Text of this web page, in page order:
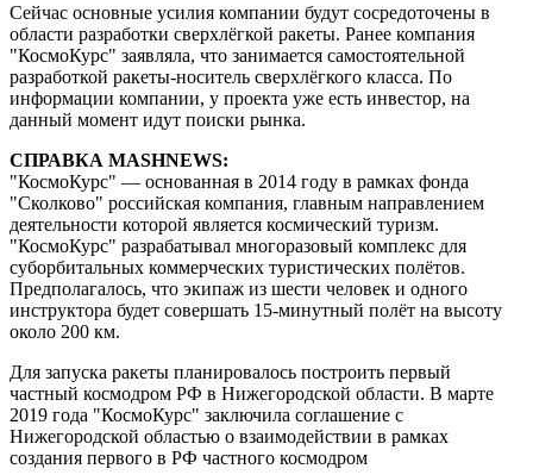
Сейчас основные усилия компании будут сосредоточены в
области разработки сверхлёгкой ракеты. Ранее компания
"КосмоКурс" заявляла, что занимается самостоятельной
разработкой ракеты-носитель сверхлёгкого класса. По
информации компании, у проекта уже есть инвестор, на
данный момент идут поиски рынка.
СПРАВКА MASHNEWS:
"КосмоКурс" — основанная в 2014 году в рамках фонда
"Сколково" российская компания, главным направлением
деятельности которой является космический туризм.
"КосмоКурс" разрабатывал многоразовый комплекс для
суборбитальных коммерческих туристических полётов.
Предполагалось, что экипаж из шести человек и одного
инструктора будет совершать 15-минутный полёт на высоту
около 200 км.
Для запуска ракеты планировалось построить первый
частный космодром РФ в Нижегородской области. В марте
2019 года "КосмоКурс" заключила соглашение с
Нижегородской областью о взаимодействии в рамках
создания первого в РФ частного космодром